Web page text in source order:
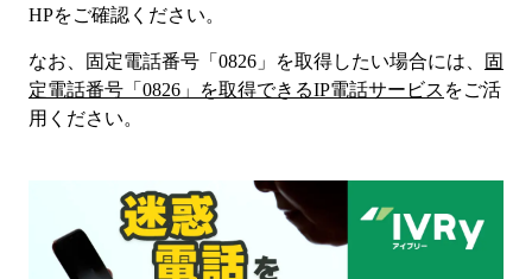
HPをご確認ください。
なお、固定電話番号「 0826 」を取得したい場合には、
固
定電話番号「 0826 」を取得できるIP電話サービス をご活
用ください。